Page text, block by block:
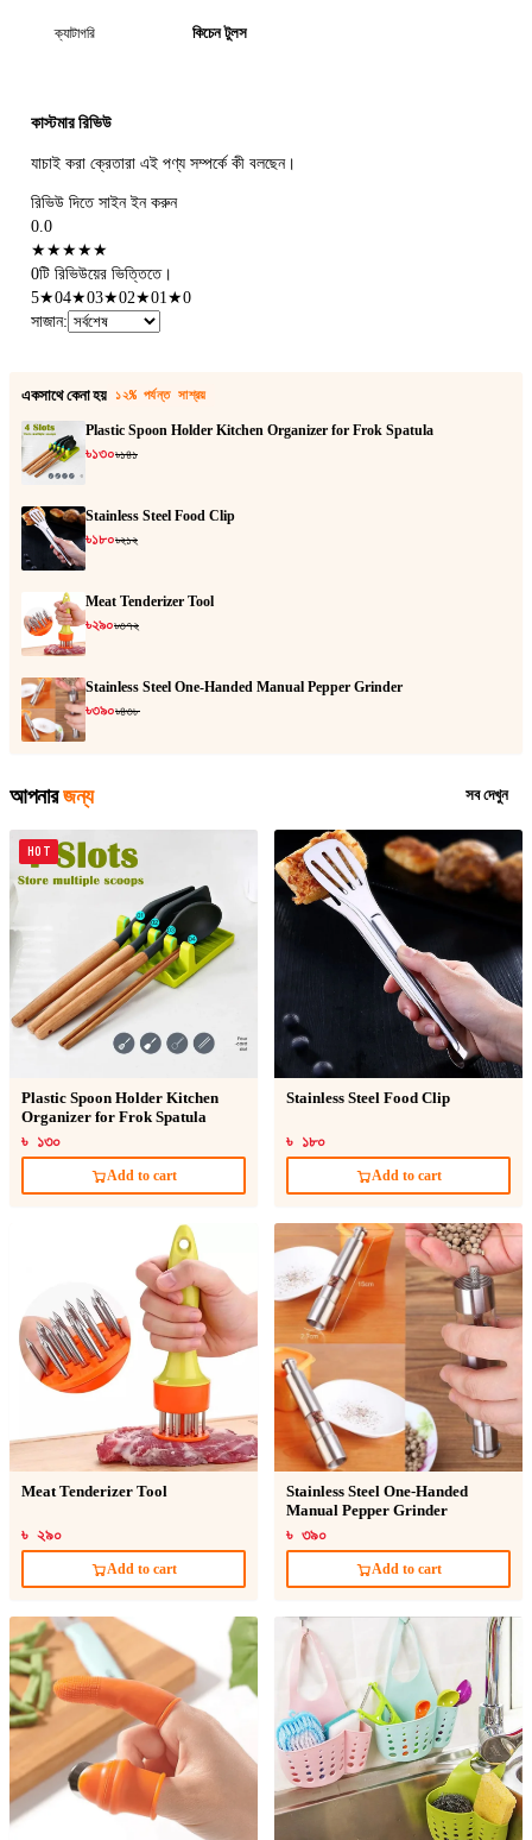
ক্যাটাগরি কিচেন টুলস
কাস্টমার রিভিউ
যাচাই করা ক্রেতারা এই পণ্য সম্পর্কে কী বলছেন।
রিভিউ দিতে সাইন ইন করুন
0.0
★★★★★
0টি রিভিউয়ের ভিত্তিতে।
5★04★03★02★01★0
সাজান:
একসাথে কেনা হয় ১২% পর্যন্ত সাশ্রয়
Plastic Spoon Holder Kitchen Organizer for Frok Spatula
৳১৩০৳১৪১
Stainless Steel Food Clip
৳১৮০৳২১২
Meat Tenderizer Tool
৳২৯০৳৩৭২
Stainless Steel One-Handed Manual Pepper Grinder
৳৩৯০৳৪৩৮
আপনার জন্য সব দেখুন
HOT
Plastic Spoon Holder Kitchen
Organizer for Frok Spatula
৳ ১৩০
Add to cart
Stainless Steel Food Clip
৳ ১৮০
Add to cart
Meat Tenderizer Tool
৳ ২৯০
Add to cart
Stainless Steel One-Handed
Manual Pepper Grinder
৳ ৩৯০
Add to cart